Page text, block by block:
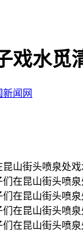
戏水觅
新闻网
山街头喷泉处
在昆山街头喷
在昆山街头喷
在昆山街头喷
在昆山街头喷